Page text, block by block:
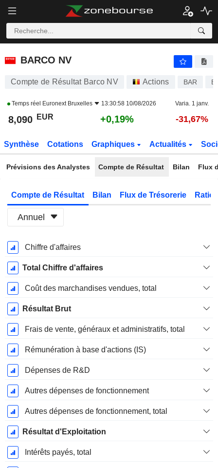
BARCO NV
BARCO NV
Compte de Résultat Barco NV Actions BAR
Temps réel Euronext Bruxelles 13:30:58 10/08/2026 Varia. 1 janv.
8,090 EUR +0,19% -31,67%
Synthèse Cotations Graphiques Actualités
Prévisions des Analystes Compte de Résultat Bilan Flux
Compte de Résultat Bilan Flux de Trésorerie
Annuel
Période
Fiscale:
Décembre
Chiffre d'affaires
Total Chiffre d'affaires
Coût des marchandises vendues, total
Résultat Brut
Frais de vente, généraux et administratifs, total
Rémunération à base d'actions (IS)
Dépenses de R&D
Autres dépenses de fonctionnement
Autres dépenses de fonctionnement, total
Résultat d'Exploitation
Intérêts payés, total